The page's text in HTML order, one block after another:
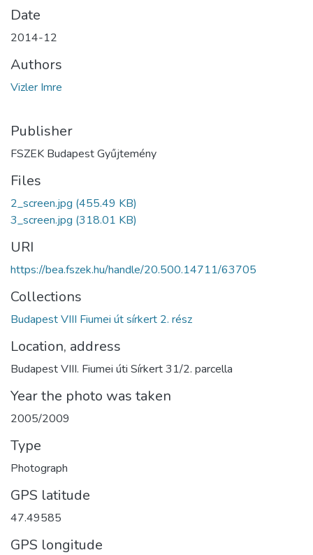
Date
2014-12
Authors
Vizler Imre
Publisher
FSZEK Budapest Gyűjtemény
Files
2_screen.jpg (455.49 KB)
3_screen.jpg (318.01 KB)
URI
https://bea.fszek.hu/handle/20.500.14711/63705
Collections
Budapest VIII Fiumei út sírkert 2. rész
Location, address
Budapest VIII. Fiumei úti Sírkert 31/2. parcella
Year the photo was taken
2005/2009
Type
Photograph
GPS latitude
47.49585
GPS longitude